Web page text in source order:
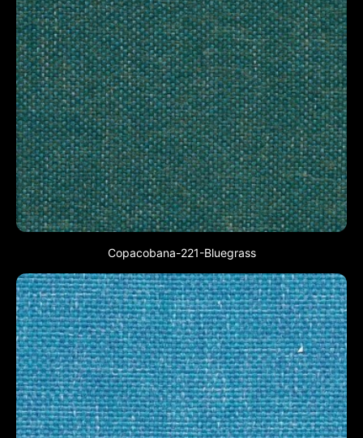
Copacobana-221-Bluegrass